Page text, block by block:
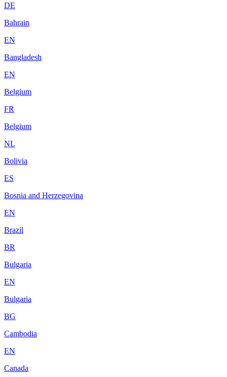
DE
Bahrain
EN
Bangladesh
EN
Belgium
FR
Belgium
NL
Bolivia
ES
Bosnia and Herzegovina
EN
Brazil
BR
Bulgaria
EN
Bulgaria
BG
Cambodia
EN
Canada